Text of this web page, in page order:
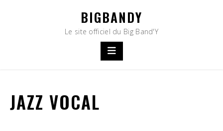
BIGBANDY
Le site officiel du Big Band'Y
JAZZ VOCAL